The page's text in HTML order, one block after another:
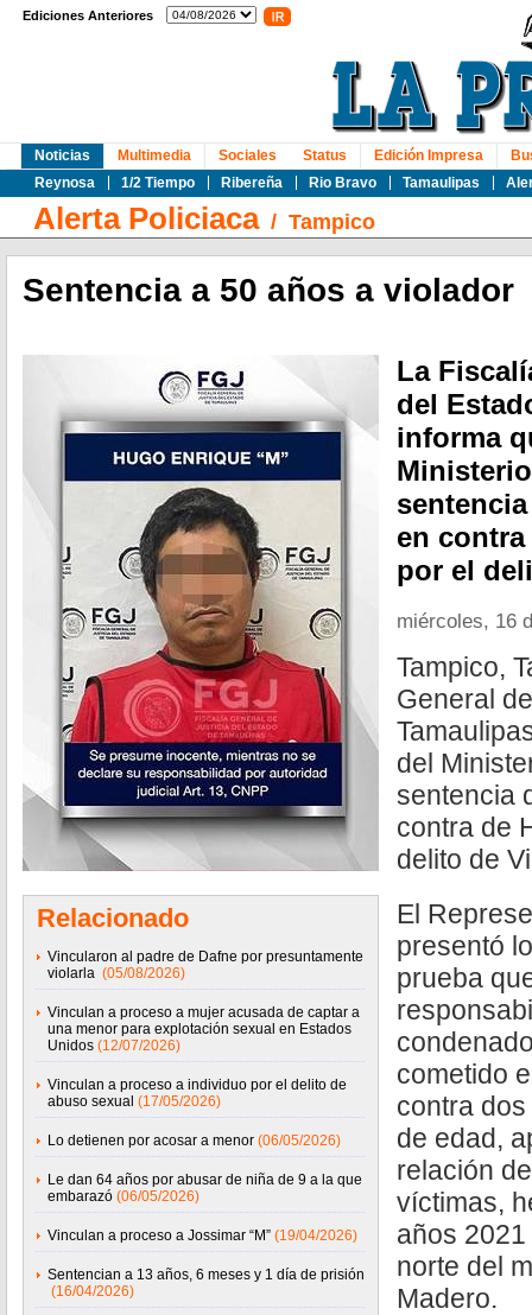
Ediciones Anteriores
Noticias
Reynosa
1/2 Tiempo Ribereña Rio Bravo Tamaulipas
Multimedia Sociales Status Edición Impresa
Alerta Policiaca/ Tampico
Sentencia a 50 años a violador
Relacionado
Vincularon al padre de Dafne por presuntamente
violarla (05/08/2026)
Vinculan a proceso a mujer acusada de captar a
una menor para explotación sexual en Estados
Unidos (12/07/2026)
Vinculan a proceso a individuo por el delito de
abuso sexual (17/05/2026)
Lo detienen por acosar a menor (06/05/2026)
Le dan 64 años por abusar de niña de 9 a la que
embarazó (06/05/2026)
Vinculan a proceso a Jossimar “M” (19/04/2026)
Sentencian a 13 años, 6 meses y 1 día de prisión
(16/04/2026)
La
del
informa
en contra
por el
miércoles, 16
Tampico,
General
del
sentencia
contra de
delito de
El
presentó
prueba
cometido
contra
de edad,
relación
víctimas,
años
norte del
Madero.